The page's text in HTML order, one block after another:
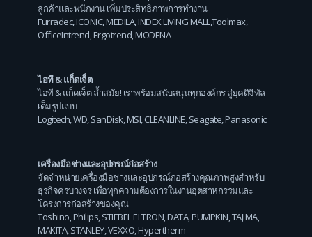
ลูกค้าและพนักงาน เพิ่มประสิทธิภาพการทำงาน
Furradec,ICONIC,MEDILA,INDEX LIVING MALL,Toolmax,
OfficeIntrend,Ergotrend,MODENA
ไอที & แก็ดเจ็ต
ไอที & แก็ดเจ็ต ล้ำสมัย! เราพร้อมสนับสนุนทุกองค์กร สู่ยุคดิจิทัล
เต็มรูปแบบ
Logitech,WD,SanDisk,MSI,CLEANLINE,Seagate,Panasonic
เครื่องมือช่างและอุปกรณ์ก่อสร้าง
จัดจำหน่ายเครื่องมือช่างและอุปกรณ์ก่อสร้างคุณภาพสูงสำหรับ
ธุรกิจครบวงจร เพื่อทุกความต้องการในงานอุตสาหกรรมและ
โครงการก่อสร้างของคุณ
Toshino,Philips,STIEBEL ELTRON,DATA,PUMPKIN,TAJIMA,
MAKITA,STANLEY,VEXXO,Hypertherm